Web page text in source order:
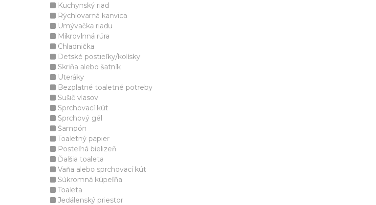
Kuchynský riad
Rýchlovarná kanvica
Umývačka riadu
Mikrovlnná rúra
Chladnička
Detské postieľky/kolísky
Skriňa alebo šatník
Uteráky
Bezplatné toaletné potreby
Sušič vlasov
Sprchovací kút
Sprchový gél
Šampón
Toaletný papier
Posteľná bielizeň
Ďalšia toaleta
Vaňa alebo sprchovací kút
Súkromná kúpeľňa
Toaleta
Jedálenský priestor